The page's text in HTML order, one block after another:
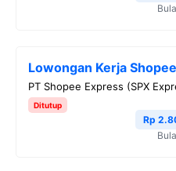
Lowongan Kerja
PT Shopee Express (SPX
Ditutup
Rp